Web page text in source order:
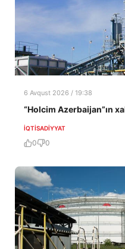
6 Avqust 2026 / 19:38
“Holcim Azerbaijan”ın
İQTISADIYYAT
0 0